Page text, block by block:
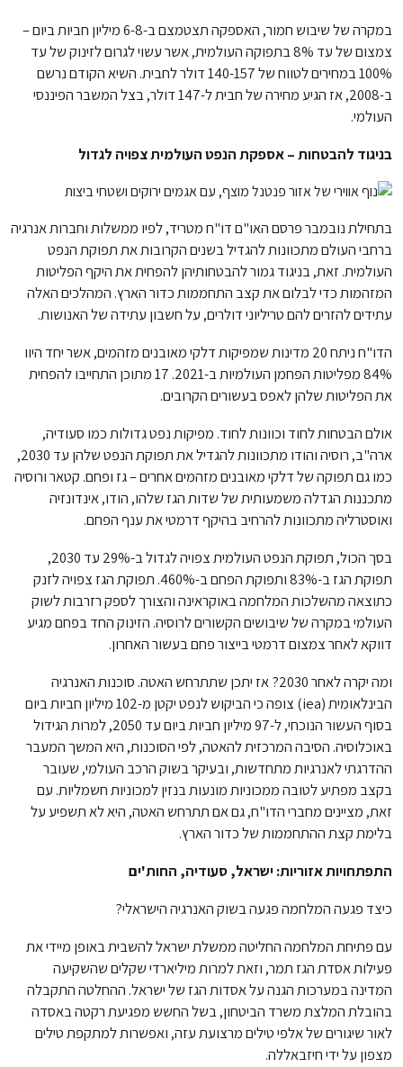
במקרה של שיבוש חמור, האספקה תצטמצם ב-6-8 מיליון חביות ביום –
צמצום של עד 8% בתפוקה העולמית, אשר עשוי לגרום לזינוק של עד
100% במחירים לטווח של 140-157 דולר לחבית. השיא הקודם נרשם
ב-2008, אז הגיע מחירה של חבית ל-147 דולר, בצל המשבר הפיננסי
העולמי.
בניגוד להבטחות – אספקת הנפט העולמית צפויה לגדול
בתחילת נובמבר פרסם האו"ם דו"ח מטריד, לפיו ממשלות וחברות אנרגיה
ברחבי העולם מתכוונות להגדיל בשנים הקרובות את תפוקת הנפט
העולמית. זאת, בניגוד גמור להבטחותיהן להפחית את היקף הפליטות
המזהמות כדי לבלום את קצב התחממות כדור הארץ. המהלכים האלה
עתידים להזרים להם טריליוני דולרים, על חשבון עתידה של האנושות.
הדו"ח ניתח 20 מדינות שמפיקות דלקי מאובנים מזהמים, אשר יחד היוו
84% מפליטות הפחמן העולמיות ב-2021. 17 מתוכן התחייבו להפחית
את הפליטות שלהן לאפס בעשורים הקרובים.
אולם הבטחות לחוד וכוונות לחוד. מפיקות נפט גדולות כמו סעודיה,
ארה"ב, רוסיה והודו מתכוונות להגדיל את תפוקת הנפט שלהן עד 2030,
כמו גם תפוקה של דלקי מאובנים מזהמים אחרים – גז ופחם. קטאר ורוסיה
מתכננות הגדלה משמעותית של שדות הגז שלהו, הודו, אינדונזיה
ואוסטרליה מתכוונות להרחיב בהיקף דרמטי את ענף הפחם.
בסך הכול, תפוקת הנפט העולמית צפויה לגדול ב-29% עד 2030,
תפוקת הגז ב-83% ותפוקת הפחם ב-460%. תפוקת הגז צפויה לזנק
כתוצאה מהשלכות המלחמה באוקראינה והצורך לספק רזרבות לשוק
העולמי במקרה של שיבושים הקשורים לרוסיה. הזינוק החד בפחם מגיע
דווקא לאחר צמצום דרמטי בייצור פחם בעשור האחרון.
ומה יקרה לאחר 2030? אז יתכן שתתרחש האטה. סוכנות האנרגיה
הבינלאומית (iea) צופה כי הביקוש לנפט יקטן מ-102 מיליון חביות ביום
בסוף העשור הנוכחי, ל-97 מיליון חביות ביום עד 2050, למרות הגידול
באוכלוסיה. הסיבה המרכזית להאטה, לפי הסוכנות, היא המשך המעבר
ההדרגתי לאנרגיות מתחדשות, ובעיקר בשוק הרכב העולמי, שעובר
בקצב מפתיע לטובה ממכוניות מונעות בנזין למכוניות חשמליות. עם
זאת, מציינים מחברי הדו"ח, גם אם תתרחש האטה, היא לא תשפיע על
בלימת קצת ההתחממות של כדור הארץ.
התפתחויות אזוריות: ישראל, סעודיה, החות'ים
כיצד פגעה המלחמה פגעה בשוק האנרגיה הישראלי?
עם פתיחת המלחמה החליטה ממשלת ישראל להשבית באופן מיידי את
פעילות אסדת הגז תמר, וזאת למרות מיליארדי שקלים שהשקיעה
המדינה במערכות הגנה על אסדות הגז של ישראל. ההחלטה התקבלה
בהובלת המלצת משרד הביטחון, בשל החשש מפגיעת רקטה באסדה
לאור שיגורים של אלפי טילים מרצועת עזה, ואפשרות למתקפת טילים
מצפון על ידי חיזבאללה.